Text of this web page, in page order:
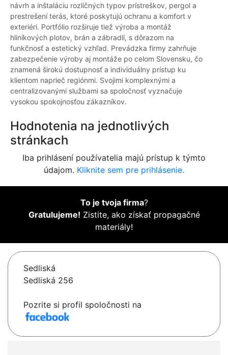
návrh a inštaláciu rozličných typov prístreškov, pergol a
prestrešení terás, ktoré poskytujú ochranu a komfort v
exteriéri. Portfólio rozširuje tiež výroba a montáž
hliníkových plotov, brán a zábradlí, s dôrazom na
funkčnosť a estetický vzhľad. Prevádzka firmy zahrňuje
zabezpečenie výroby aj montáže po celom Slovensku, čo
znamená širokú dostupnosť a individuálny prístup ku
klientom naprieč regiónmi. Svojimi komplexnými a
centralizovanými službami sa spoločnosť vyznačuje
vysokou spokojnosťou zákazníkov.
Hodnotenia na jednotlivých
stránkach
Iba prihlásení používatelia majú prístup k týmto
údajom. Kliknite sem pre prihlásenie.
To je tvoja firma?
Gratulujeme! Zistite, ako získať propagačné
materiály!
Sedliská
Sedliská 256
Pozrite si profil spoločnosti na